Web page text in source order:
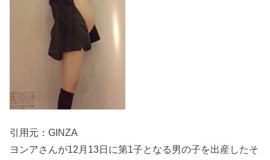
引用元：GINZA
ヨンアさんが12月13日に第1子となる男の子を出産したそ